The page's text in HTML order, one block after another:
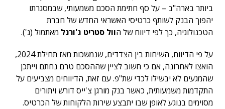
ביותר בארה"ב – על סף חתימת הסכם משמעותי, שבמסגרתו
יהפוך הבנק לשותף כרטיסי האשראי החדש של חברת
הטכנולוגיה, כך לפי דיווח של הוול סטריט ג'ורנל מאתמול (ג').
על פי הדיווח, השיחות בין הצדדים, שנמשכות מאז תחילת 2024,
הואצו לאחרונה, אם כי חשוב לציין שההסכם טרם נחתם וייתכן
שהמגעים לא יבשילו לכדי שת"פ. עם זאת, הדיווחים מצביעים על
התקדמות משמעותית, כאשר בנק מורגן צ'ייס דורש ויתורים
מסוימים בנוגע לאופן שבו יתבצע שירות הלקוחות של הכרטיס.